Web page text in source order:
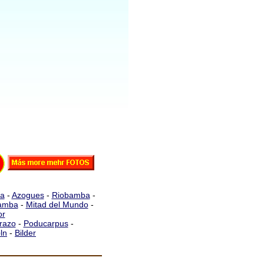
- Azogues- Riobamba -
- Mitad del Mundo-
- Poducarpus-
- Bilder